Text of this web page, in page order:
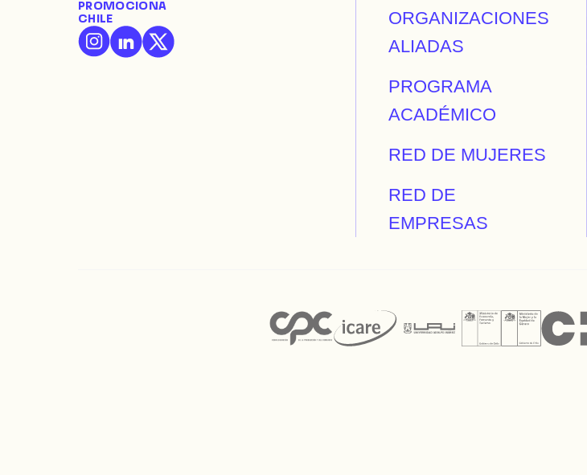
PROMOCIONA
CHILE
ORGANIZACIONES
ALIADAS
PROGRAMA
ACADÉMICO
RED DE MUJERES
RED DE
EMPRESAS